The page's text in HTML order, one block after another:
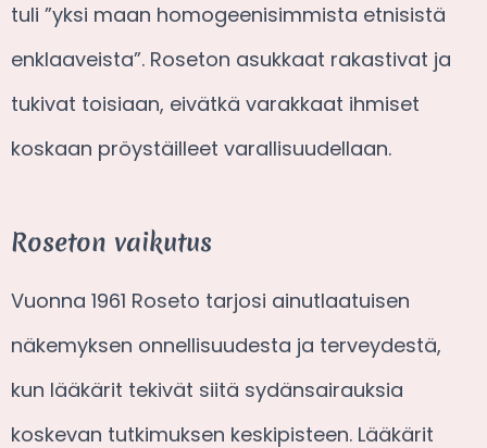
tuli ”yksi maan homogeenisimmista etnisistä
enklaaveista”. Roseton asukkaat rakastivat ja
tukivat toisiaan, eivätkä varakkaat ihmiset
koskaan pröystäilleet varallisuudellaan.
Roseton vaikutus
Vuonna 1961 Roseto tarjosi ainutlaatuisen
näkemyksen onnellisuudesta ja terveydestä,
kun lääkärit tekivät siitä sydänsairauksia
koskevan tutkimuksen keskipisteen. Lääkärit